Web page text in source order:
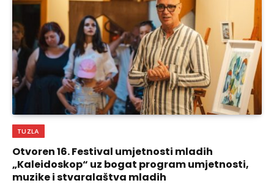
TUZLA
Otvoren 16. Festival umjetnosti mladih
„Kaleidoskop“ uz bogat program umjetnosti,
muzike i stvaralaštva mladih